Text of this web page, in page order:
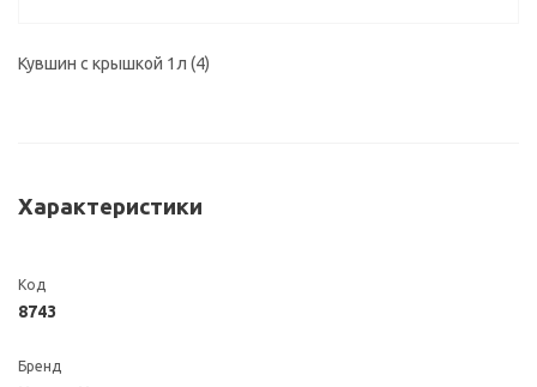
Кувшин с крышкой 1л (4)
Характеристики
Код
8743
Бренд